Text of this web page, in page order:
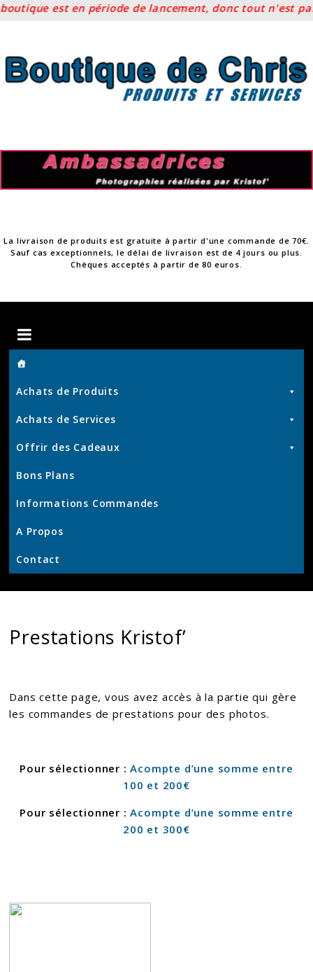
est en période de lancement, donc tout n'est pas
content
La livraison de produits est gratuite à partir d'une commande de 70€.
Sauf cas exceptionnels, le délai de livraison est de 4 jours ou plus.
Chèques acceptés à partir de 80 euros.
Boutique
de
Chris
Produits
et
Services
KrisWeb
–
Kristof'
–
Achats de Produits
Achats de Services
Offrir des Cadeaux
Bons Plans
Informations Commandes
A Propos
Contact
Prestations Kristof’
Dans cette page, vous avez accès à la partie qui gère
les commandes de prestations pour des photos.
Pour sélectionner :Acompte d’une somme entre
100 et 200€
Pour sélectionner :Acompte d’une somme entre
200 et 300€